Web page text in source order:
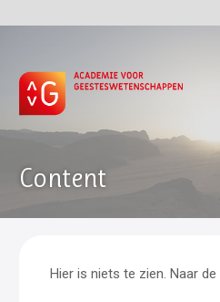
Content
Hier is niets te zien. Naar de